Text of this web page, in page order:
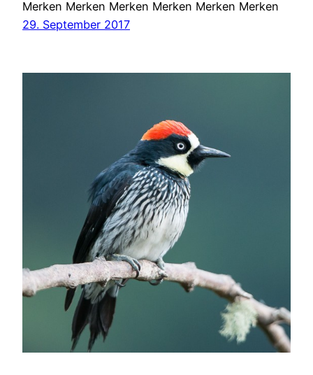
Merken Merken Merken Merken Merken Merken
29. September 2017